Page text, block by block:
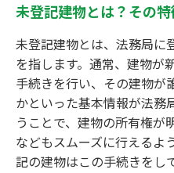
未登記建物とは？その
未登記建物とは、法務局に
を指します。通常、建物が
手続きを行い、その建物が
かといった基本情報が法務
うことで、建物の所有権が
などもスムーズに行えるよ
記の建物はこの手続きをし